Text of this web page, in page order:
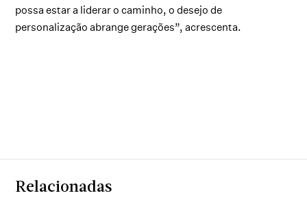
possa estar a liderar o caminho, o desejo de
personalização abrange gerações”, acrescenta.
Relacionadas